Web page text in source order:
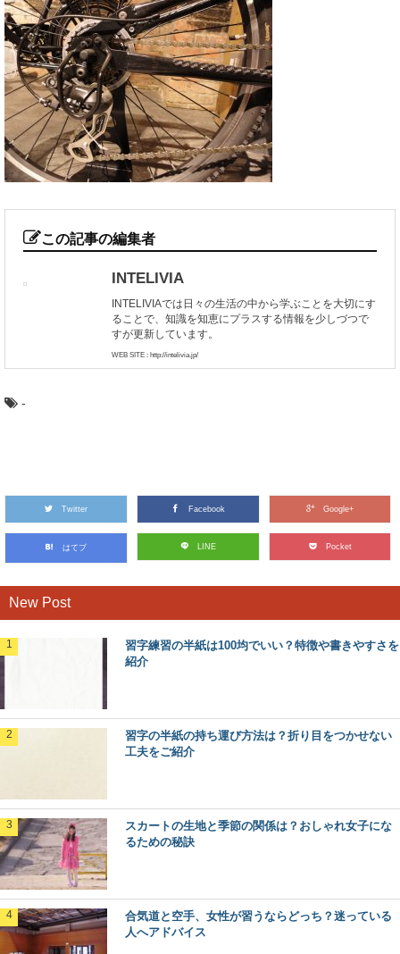
この記事の編集者
INTELIVIA
INTELIVIAでは日々の生活の中から学ぶことを大切にす
ることで、知識を知恵にプラスする情報を少しづつで
すが更新しています。
WEB SITE : http://intelivia.jp/
-
Twitter Facebook Google+
はてブ LINE Pocket
New Post
習字練習の半紙は100均でいい？特徴や書きやすさを
紹介
習字の半紙の持ち運び方法は？折り目をつかせない
工夫をご紹介
スカートの生地と季節の関係は？おしゃれ女子にな
るための秘訣
合気道と空手、女性が習うならどっち？迷っている
人へアドバイス